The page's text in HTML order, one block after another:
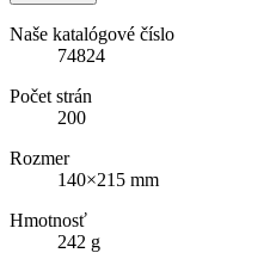
Naše katalógové číslo
74824
Počet strán
200
Rozmer
140×215 mm
Hmotnosť
242 g